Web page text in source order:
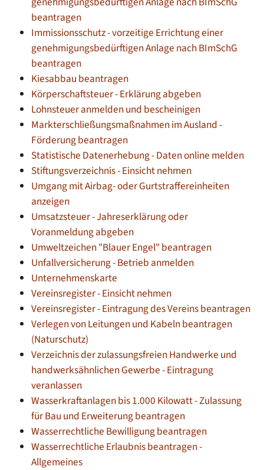
beantragen
Immissionsschutz - vorzeitige Errichtung einer
genehmigungsbedürftigen Anlage nach BImSchG
beantragen
Kiesabbau beantragen
Körperschaftsteuer - Erklärung abgeben
Lohnsteuer anmelden und bescheinigen
Markterschließungsmaßnahmen im Ausland -
Förderung beantragen
Statistische Datenerhebung - Daten online melden
Stiftungsverzeichnis - Einsicht nehmen
Umgang mit Airbag- oder Gurtstraffereinheiten
anzeigen
Umsatzsteuer - Jahreserklärung oder
Voranmeldung abgeben
Umweltzeichen "Blauer Engel" beantragen
Unfallversicherung - Betrieb anmelden
Unternehmenskarte
Vereinsregister - Einsicht nehmen
Vereinsregister - Eintragung des Vereins beantragen
Verlegen von Leitungen und Kabeln beantragen
(Naturschutz)
Verzeichnis der zulassungsfreien Handwerke und
handwerksähnlichen Gewerbe - Eintragung
veranlassen
Wasserkraftanlagen bis 1.000 Kilowatt - Zulassung
für Bau und Erweiterung beantragen
Wasserrechtliche Bewilligung beantragen
Wasserrechtliche Erlaubnis beantragen -
Allgemeines